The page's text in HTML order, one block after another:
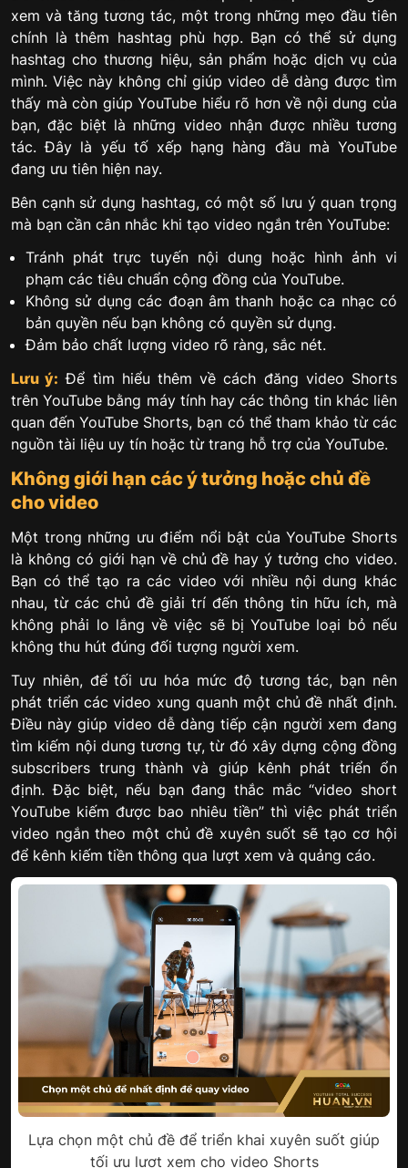
xem và tăng tương tác, một trong những mẹo đầu tiên
chính là thêm hashtag phù hợp. Bạn có thể sử dụng
hashtag cho thương hiệu, sản phẩm hoặc dịch vụ của
mình. Việc này không chỉ giúp video dễ dàng được tìm
thấy mà còn giúp YouTube hiểu rõ hơn về nội dung của
bạn, đặc biệt là những video nhận được nhiều tương
tác. Đây là yếu tố xếp hạng hàng đầu mà YouTube
đang ưu tiên hiện nay.
Bên cạnh sử dụng hashtag, có một số lưu ý quan trọng
mà bạn cần cân nhắc khi tạo video ngắn trên YouTube:
Tránh phát trực tuyến nội dung hoặc hình ảnh vi
phạm các tiêu chuẩn cộng đồng của YouTube.
Không sử dụng các đoạn âm thanh hoặc ca nhạc có
bản quyền nếu bạn không có quyền sử dụng.
Đảm bảo chất lượng video rõ ràng, sắc nét.
Lưu ý: Để tìm hiểu thêm về cách đăng video Shorts
trên YouTube bằng máy tính hay các thông tin khác liên
quan đến YouTube Shorts, bạn có thể tham khảo từ các
nguồn tài liệu uy tín hoặc từ trang hỗ trợ của YouTube.
Không giới hạn các ý tưởng hoặc chủ đề
cho video
Một trong những ưu điểm nổi bật của YouTube Shorts
là không có giới hạn về chủ đề hay ý tưởng cho video.
Bạn có thể tạo ra các video với nhiều nội dung khác
nhau, từ các chủ đề giải trí đến thông tin hữu ích, mà
không phải lo lắng về việc sẽ bị YouTube loại bỏ nếu
không thu hút đúng đối tượng người xem.
Tuy nhiên, để tối ưu hóa mức độ tương tác, bạn nên
phát triển các video xung quanh một chủ đề nhất định.
Điều này giúp video dễ dàng tiếp cận người xem đang
tìm kiếm nội dung tương tự, từ đó xây dựng cộng đồng
subscribers trung thành và giúp kênh phát triển ổn
định. Đặc biệt, nếu bạn đang thắc mắc “video short
YouTube kiếm được bao nhiêu tiền” thì việc phát triển
video ngắn theo một chủ đề xuyên suốt sẽ tạo cơ hội
để kênh kiếm tiền thông qua lượt xem và quảng cáo.
Lựa chọn một chủ đề để triển khai xuyên suốt giúp
tối ưu lượt xem cho video Shorts